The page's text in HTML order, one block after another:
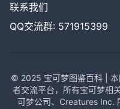
联系我们
QQ交流群: 571915399
© 2025 宝可梦图鉴百科 | 本
者交流平台，所有宝可梦相
可梦公司、Creatures Inc.